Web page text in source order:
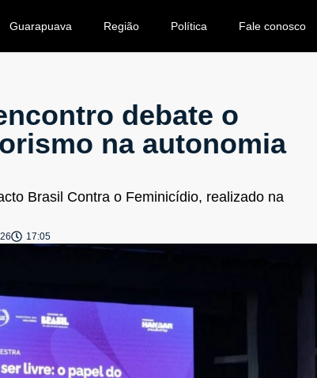
Guarapuava Região Política Fale conosco
debate o
na autonomia
Brasil Contra o Feminicídio, realizado na
17:05